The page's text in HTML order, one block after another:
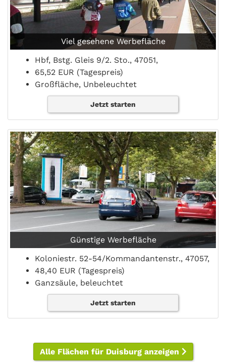
Viel gesehene Werbefläche
Hbf, Bstg. Gleis 9/2. Sto., 47051,
65,52 EUR (Tagespreis)
Großfläche, Unbeleuchtet
Jetzt starten
Günstige Werbefläche
Koloniestr. 52-54/Kommandantenstr., 47057,
48,40 EUR (Tagespreis)
Ganzsäule, beleuchtet
Jetzt starten
Alle Flächen für Duisburg anzeigen